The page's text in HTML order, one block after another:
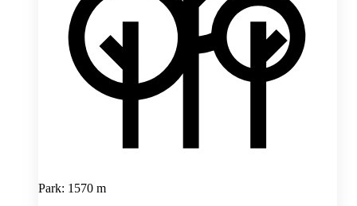
Park: 1570 m